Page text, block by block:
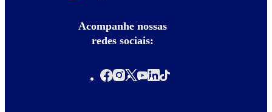
Acompanhe nossas
redes sociais: